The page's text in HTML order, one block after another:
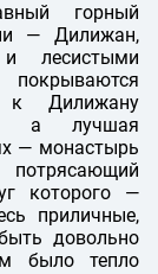
горный
— Дилижан,
лесистыми
к Дилижану
а лучшая
— монастырь
которого —
приличные,
довольно
было тепло